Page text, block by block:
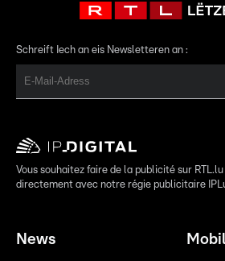
Schreift Iech an eis Newsletteren an :
Vous souhaitez faire de la publicité sur
directement avec notre régie publicitaire
News